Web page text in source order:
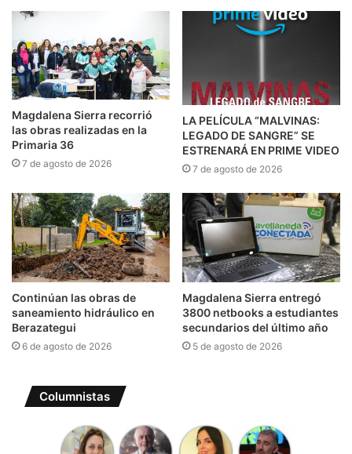
Magdalena Sierra recorrió
las obras realizadas en la
Primaria 36
7 de agosto de 2026
LA PELÍCULA “MALVINAS:
LEGADO DE SANGRE” SE
ESTRENARÁ EN PRIME VIDEO
7 de agosto de 2026
Continúan las obras de
saneamiento hidráulico en
Berazategui
6 de agosto de 2026
Magdalena Sierra entregó
3800 netbooks a estudiantes
secundarios del último año
5 de agosto de 2026
Columnistas